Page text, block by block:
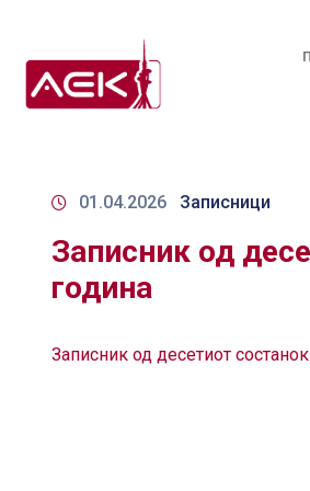
01.04.2026 Записници
Записник од
година
Записник од десетиот